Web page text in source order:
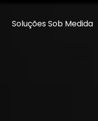
Soluções Sob Medida